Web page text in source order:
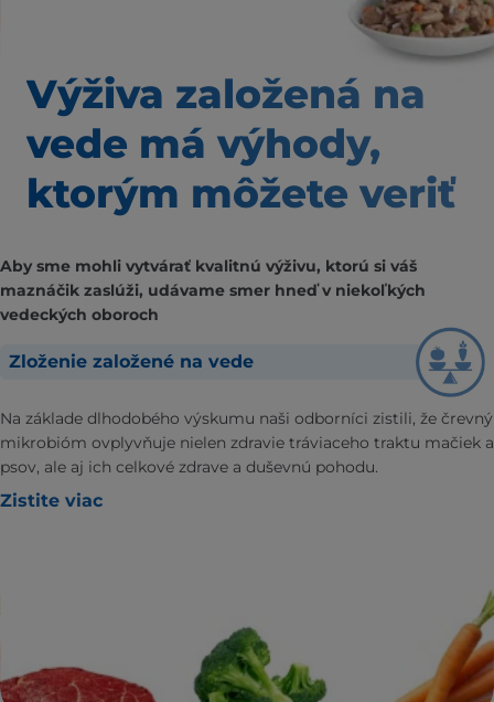
Výživa založená na
vede má výhody,
ktorým môžete veriť
Aby sme mohli vytvárať kvalitnú výživu, ktorú si váš
maznáčik zaslúži, udávame smer hneď v niekoľkých
vedeckých oboroch
Zloženie založené na vede
Na základe dlhodobého výskumu naši odborníci zistili, že črevný
mikrobióm ovplyvňuje nielen zdravie tráviaceho traktu mačiek a
psov, ale aj ich celkové zdrave a duševnú pohodu.
Zistite viac